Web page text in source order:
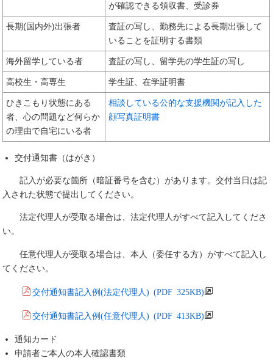
が確認できる領収書、受診券
長期(国内外)出張者
査証の写し、勤務先による長期出張して
いることを証明する書類
海外留学している者 査証の写し、留学先の学生証の写し
高校生・高専生 学生証、在学証明書
ひきこもり状態にある
者、心の問題など何らか
の理由で自宅にいる者
相談している公的な支援機関が記入した
顔写真証明書
交付通知書（はがき）
記入が必要な箇所（暗証番号を含む）があります。交付当日は記
入された状態で提出してください。
法定代理人が受取る場合は、法定代理人がすべて記入してくださ
い。
任意代理人が受取る場合は、本人（委任する方）がすべて記入し
てください。
交付通知書記入例(法定代理人) (PDF 325KB)
交付通知書記入例(任意代理人) (PDF 413KB)
通知カード
申請者ご本人の本人確認書類